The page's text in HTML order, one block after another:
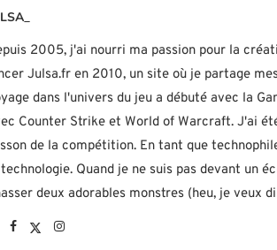
2005, j'ai nourri ma passion pour la
Julsa.fr en 2010, un site où je partage
dans l'univers du jeu a débuté avec la
Counter Strike et World of Warcraft. J'ai
de la compétition. En tant que
Quand je ne suis pas devant un
deux adorables monstres (heu, je veux